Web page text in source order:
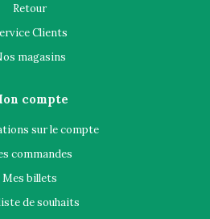
Retour
Clients
magasins
compte
sur le compte
commandes
Mes billets
de souhaits